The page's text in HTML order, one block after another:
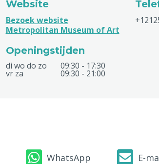
Website
Bezoek website
Metropolitan Museum of Art
Openingstijden
di wo do zo 09:30 - 17:30
vr za 09:30 - 21:00
WhatsApp E-